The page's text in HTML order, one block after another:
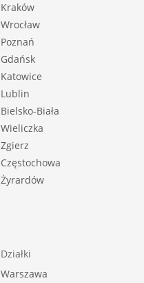
Kraków
Wrocław
Poznań
Gdańsk
Katowice
Lublin
Bielsko-Biała
Wieliczka
Zgierz
Częstochowa
Żyrardów
Działki
Warszawa